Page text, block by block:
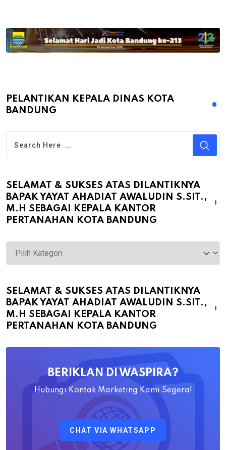
PELANTIKAN KEPALA DINAS KOTA
BANDUNG
SELAMAT & SUKSES ATAS DILANTIKNYA
BAPAK YAYAT AHADIAT AWALUDIN S.SIT.,
M.H SEBAGAI KEPALA KANTOR
PERTANAHAN KOTA BANDUNG
atas
Dilantiknya
Bapak
Ahadiat
Pertanahan
SELAMAT & SUKSES ATAS DILANTIKNYA
BAPAK YAYAT AHADIAT AWALUDIN S.SIT.,
M.H SEBAGAI KEPALA KANTOR
PERTANAHAN KOTA BANDUNG
BERIKLAN DI WASPIRA?
Hubungi Kontak Marketing Kami Segera!
CHAT VIA WHATSAPP